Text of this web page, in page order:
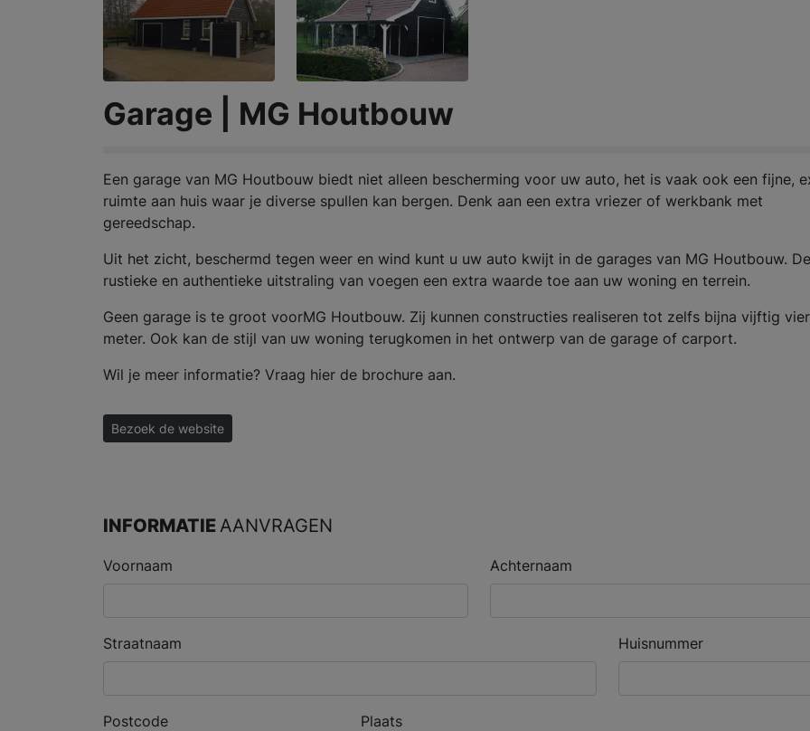
Garage | MG Houtbouw
Een garage van MG Houtbouw biedt niet alleen bescherming voor uw auto, het is vaak ook een fijne,
ruimte aan huis waar je diverse spullen kan bergen. Denk aan een extra vriezer of werkbank met
gereedschap.
Uit het zicht, beschermd tegen weer en wind kunt u uw auto kwijt in de garages van MG Houtbouw. De
rustieke en authentieke uitstraling van voegen een extra waarde toe aan uw woning en terrein.
Geen garage is te groot voorMG Houtbouw. Zij kunnen constructies realiseren tot zelfs bijna vijftig
meter. Ook kan de stijl van uw woning terugkomen in het ontwerp van de garage of carport.
Wil je meer informatie? Vraag hier de brochure aan.
Bezoek de website
INFORMATIE AANVRAGEN
Voornaam Achternaam
Straatnaam Huisnummer
Postcode Plaats